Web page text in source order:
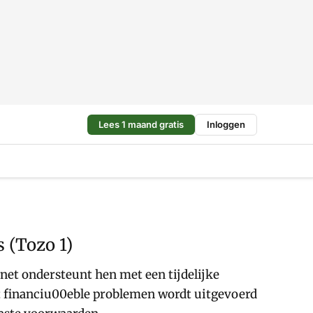
Lees 1 maand gratis Inloggen
1)
ondersteunt hen met een tijdelijke
financiu00eble problemen wordt uitgevoerd